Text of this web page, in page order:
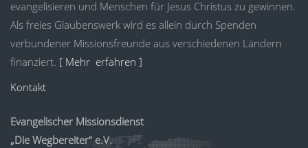
evangelisieren und Menschen für Jesus Christus zu gewinnen.
Als freies Glaubenswerk wird es allein durch Spenden
verbundener Missionsfreunde aus verschiedenen Ländern
finanziert. [ Mehr erfahren ]
Kontakt
Evangelischer Missionsdienst
„Die Wegbereiter“ e.V.